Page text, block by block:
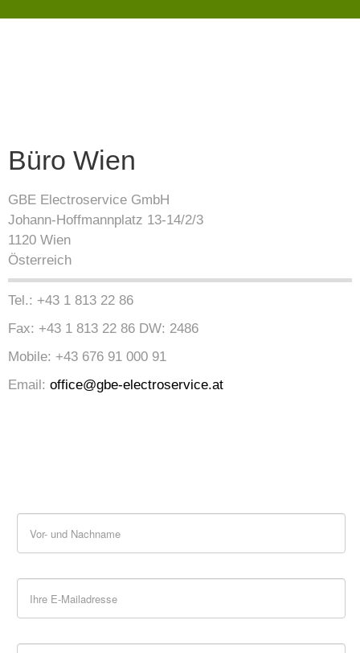
Büro Wien
GBE Electroservice GmbH
Johann-Hoffmannplatz 13-14/2/3
1120 Wien
Österreich
Tel.: +43 1 813 22 86
Fax: +43 1 813 22 86 DW: 2486
Mobile: +43 676 91 000 91
Email: office@gbe-electroservice.at